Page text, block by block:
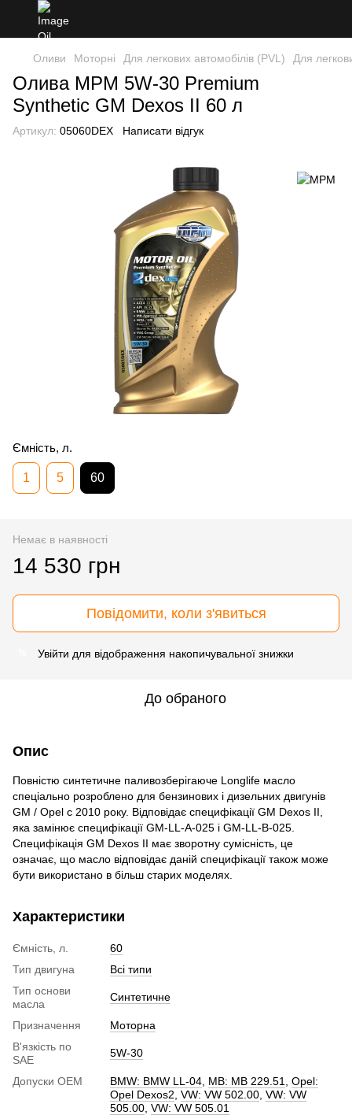
Оливи Моторні Для легкових автомобілів (PVL) Для
Олива MPM 5W-30 Premium
Synthetic GM Dexos II 60 л
Артикул: 05060DEX Написати відгук
Ємність, л.
1 5 60
Немає в наявності
14 530 грн
Повідомити, коли з'явиться
Увійти для відображення накопичувальної знижки
До обраного
Опис
Повністю синтетичне паливозберігаюче Longlife масло
спеціально розроблено для бензинових і дизельних двигунів
GМ / Opel c 2010 року. Відповідає специфікації GМ Dexos II,
яка замінює специфікації GM-LL-A-025 і GM-LL-B-025.
Специфікація GМ Dexos II має зворотну сумісність, це
означає, що масло відповідає даній специфікації також може
бути використано в більш старих моделях.
Характеристики
Ємність, л.
60
Тип двигуна
Всі типи
Тип основи
масла
Синтетичне
Призначення
Моторна
В'язкість по
SAE
5W-30
Допуски ОЕМ BMW: BMW LL-04 MB: MB 229.51
Opel:
Opel Dexos2 VW: VW 502.00 VW: VW
505.00 VW: VW 505.01